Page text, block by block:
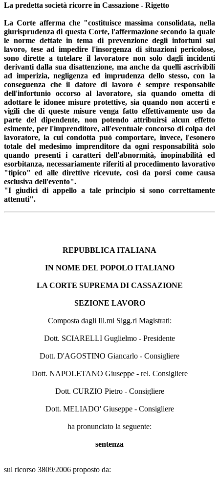
La predetta società ricorre in Cassazione - Rigetto
La Corte afferma che "costituisce massima consolidata, nella
giurisprudenza di questa Corte, l'affermazione secondo la quale
le norme dettate in tema di prevenzione degli infortuni sul
lavoro, tese ad impedire l'insorgenza di situazioni pericolose,
sono dirette a tutelare il lavoratore non solo dagli incidenti
derivanti dalla sua disattenzione, ma anche da quelli ascrivibili
ad imperizia, negligenza ed imprudenza dello stesso, con la
conseguenza che il datore di lavoro è sempre responsabile
dell'infortunio occorso al lavoratore, sia quando ometta di
adottare le idonee misure protettive, sia quando non accerti e
vigili che di queste misure venga fatto effettivamente uso da
parte del dipendente, non potendo attribuirsi alcun effetto
esimente, per l'imprenditore, all'eventuale concorso di colpa del
lavoratore, la cui condotta può comportare, invece, l'esonero
totale del medesimo imprenditore da ogni responsabilità solo
quando presenti i caratteri dell'abnormità, inopinabilità ed
esorbitanza, necessariamente riferiti al procedimento lavorativo
"tipico" ed alle direttive ricevute, così da porsi come causa
esclusiva dell'evento".
"I giudici di appello a tale principio si sono correttamente
attenuti".
REPUBBLICA ITALIANA
IN NOME DEL POPOLO ITALIANO
LA CORTE SUPREMA DI CASSAZIONE
SEZIONE LAVORO
Composta dagli Ill.mi Sigg.ri Magistrati:
Dott. SCIARELLI Guglielmo - Presidente
Dott. D'AGOSTINO Giancarlo - Consigliere
Dott. NAPOLETANO Giuseppe - rel. Consigliere
Dott. CURZIO Pietro - Consigliere
Dott. MELIADO' Giuseppe - Consigliere
ha pronunciato la seguente:
sentenza
sul ricorso 3809/2006 proposto da: